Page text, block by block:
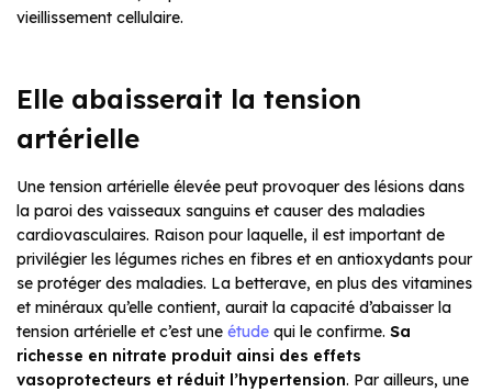
vieillissement cellulaire.
Elle abaisserait la tension
artérielle
Une tension artérielle élevée peut provoquer des lésions dans
la paroi des vaisseaux sanguins et causer des maladies
cardiovasculaires. Raison pour laquelle, il est important de
privilégier les légumes riches en fibres et en antioxydants pour
se protéger des maladies. La betterave, en plus des vitamines
et minéraux qu’elle contient, aurait la capacité d’abaisser la
tension artérielle et c’est une étude qui le confirme. Sa
richesse en nitrate produit ainsi des effets
vasoprotecteurs et réduit l’hypertension. Par ailleurs, une